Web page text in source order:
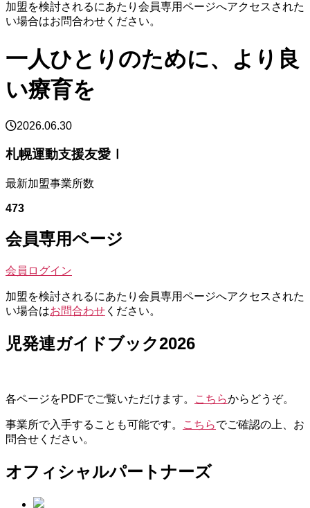
加盟を検討されるにあたり会員専用ページへアクセスされた
い場合はお問合わせください。
一人ひとりのために、より良
い療育を
2026.06.30
札幌運動支援友愛Ⅰ
最新加盟事業所数
473
会員専用ページ
会員ログイン
加盟を検討されるにあたり会員専用ページへアクセスされた
い場合はお問合わせ ください。
児発連ガイドブック2026
各ページをPDFでご覧いただけます。 こちらからどうぞ。
事業所で入手することも可能です。 こちらでご確認の上、お
問合せください。
オフィシャルパートナーズ